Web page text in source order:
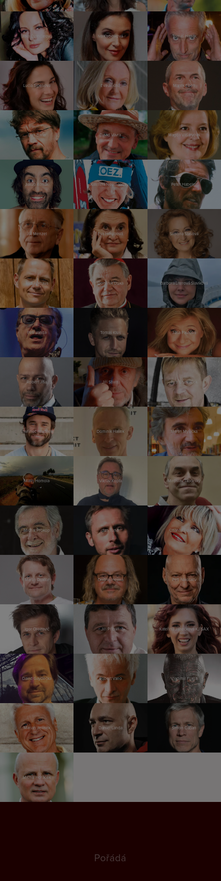
Jitka Čvančarová Iva Kubelková Tomáš Hanák
Lucia Siposová Eva Jiřičná Marek Eben
Dan Bárta David Vávra Magda Vášáryová
Jakub Kohák Kateřina Neumannová Peter Habeler
Jiří Menzel Eva Holubová Simona Stašová
Tomáš Kraus Dominik Duka Barbora Literová Slavíková
Petr Janda Tomáš Klus Jana Paulová
Robert Jíša Jiří Stivín Petr Čtvrtníček
Vavřinec Hradilek Dominik Hašek Martin Myšička
Matěj Homola Václav Kopta Miroslav Táborský
Michal Prokop Jan Tuna Chantal Poullain
Martin Doktor Ondřej Hejma Petr Nikolaev
Igor Orozovič Jiří Přibáň Kateřina Janečková KJ SAX
David Gaydečka Robert Vano Vladimír Franz
Marian Jelínek Daniel Landa Šimon Caban
Michal Horáček
Pořádá